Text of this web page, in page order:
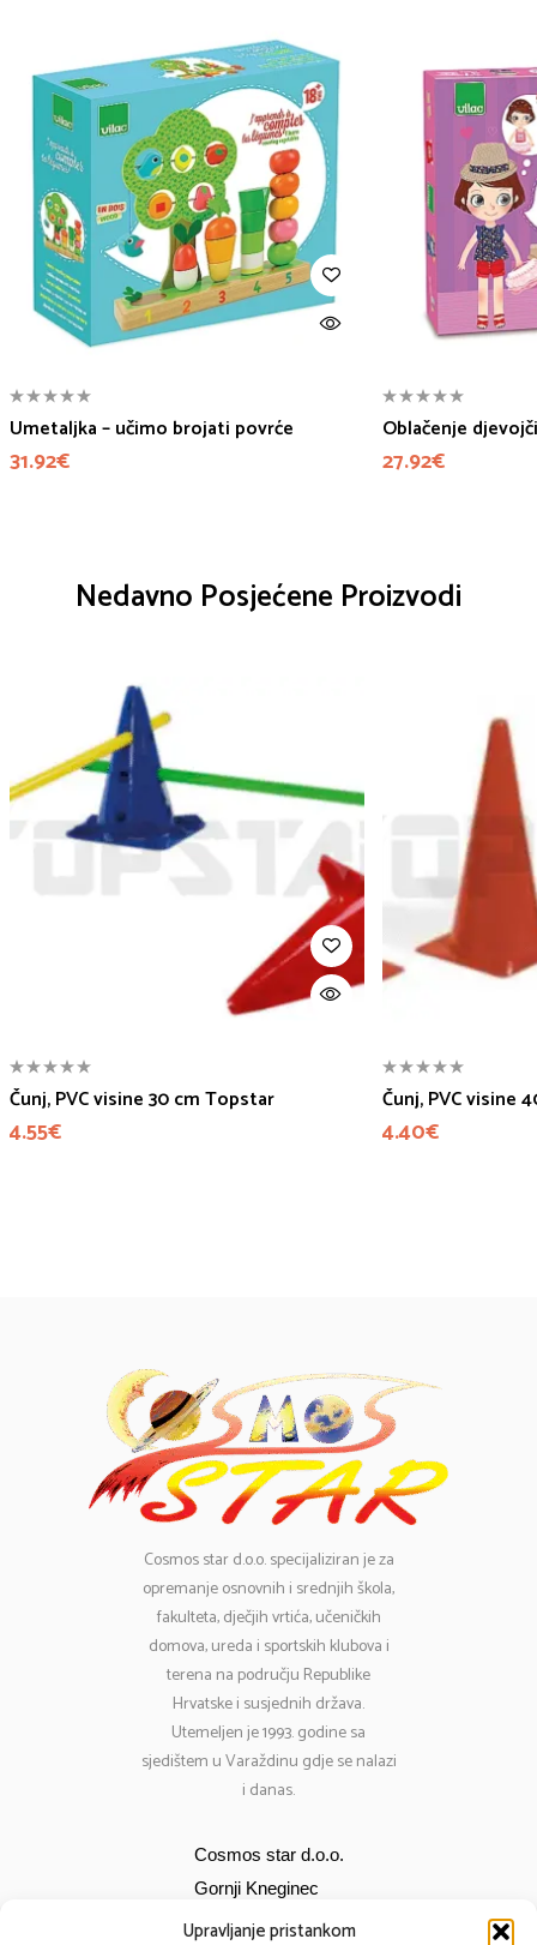
Upravljanje pristankom
Umetaljka – učimo brojati povrće
31.92€
Oblačenje
27.92€
Nedavno Posjećene Proizvodi
Čunj, PVC visine 30 cm Topstar
4.55€
Čunj, PVC visine
4.40€
Cosmosstar d.o.o. specijaliziran je za
opremanje osnovnih i srednjih škola,
fakulteta, dječjih vrtića, učeničkih
domova, ureda i sportskih klubova i
terena na području Republike
Hrvatske i susjednih država.
Utemeljen je 1993. godine sa
sjedištem u Varaždinu gdje se nalazi
i danas.
Cosmos star d.o.o.
Gornji Kneginec
Bana Jelačića 12